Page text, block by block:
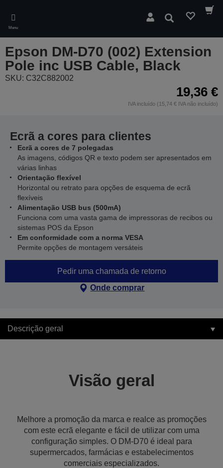
main
content
Menu
Pesquisar
Epson DM-D70 (002) Extension
Pole inc USB Cable, Black
SKU: C32C882002
19,36 €
IVA incluído (15,74 € IVA não incluído)
Ecrã a cores para clientes
Ecrã a cores de 7 polegadas
As imagens, códigos QR e texto podem ser apresentados em
várias linhas
Orientação flexível
Horizontal ou retrato para opções de esquema de ecrã
flexíveis
Alimentação USB bus (500mA)
Funciona com uma vasta gama de impressoras de recibos ou
sistemas POS da Epson
Em conformidade com a norma VESA
Permite opções de montagem versáteis
Pedir uma chamada de retorno
Onde comprar
Descrição geral
Visão geral
Melhore a promoção da marca e realce as promoções
com este ecrã elegante e fácil de utilizar com uma
configuração simples. O DM-D70 é ideal para
supermercados, farmácias e estabelecimentos
comerciais especializados.